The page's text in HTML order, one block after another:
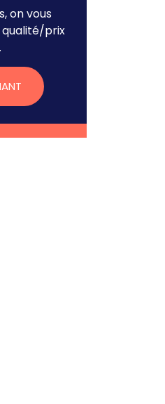
on vous
prix